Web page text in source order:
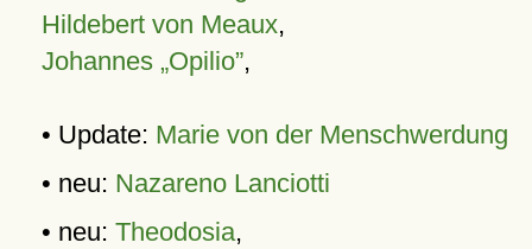
Hildebert von Meaux,
Johannes „Opilio”,
• Update: Marie von der Menschwerdung
• neu: Nazareno Lanciotti
• neu: Theodosia,